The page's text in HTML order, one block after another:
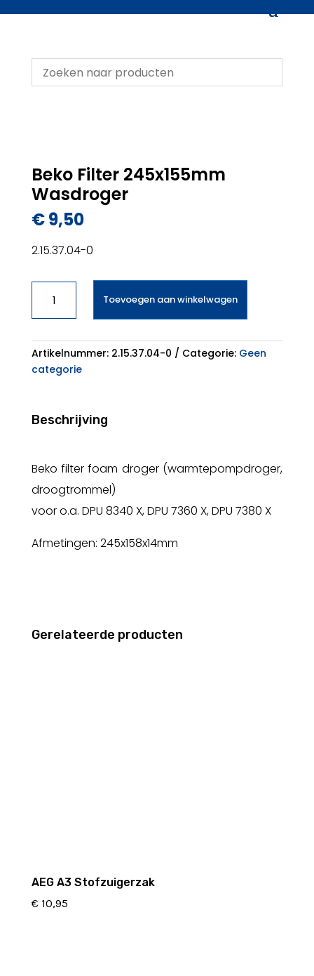
Beko Filter 245x155mm
Wasdroger
€9,50
2.15.37.04-0
Filter
245x155mm
Wasdroger
aantal
Toevoegen aan winkelwagen
Artikelnummer: 2.15.37.04-0 Categorie: Geen
categorie
Beschrijving
Beko filter foam droger (warmtepompdroger,
droogtrommel)
voor o.a. DPU 8340 X, DPU 7360 X, DPU 7380 X
Afmetingen: 245x158x14mm
Gerelateerde producten
AEG A3 Stofzuigerzak
€ 10,95